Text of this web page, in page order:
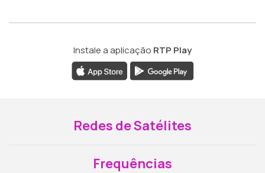
Instale a aplicação RTP Play
Redes de Satélites
Frequências